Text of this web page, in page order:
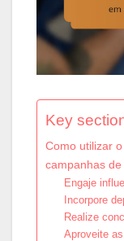
Key
Como utilizar
campanhas
Engaje
Incorpore
Realize
Aproveite